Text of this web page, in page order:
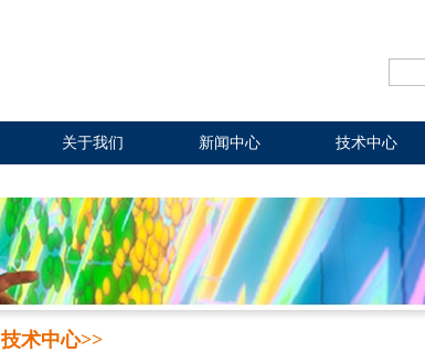
关于我们 新闻中心 技术中心
技术中心>>